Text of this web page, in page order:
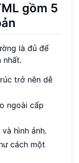
gồm 5
là đủ để
nhất.
trở nên dễ
ngoài cấp
hình ảnh.
cách một